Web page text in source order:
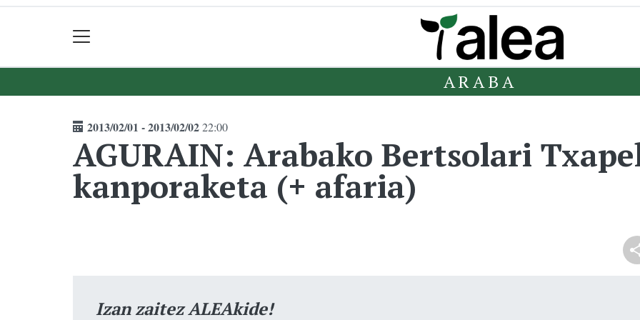
ARABA
2013/02/01 - 2013/02/0222:00
AGURAIN: Arabako Bertsolari
kanporaketa (+ afaria)
Izan zaitez ALEAkide!